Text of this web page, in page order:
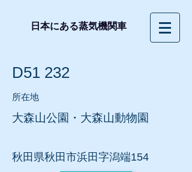
日本にある蒸気機関車
D51 232
所在地
大森山公園・大森山動物園
秋田県秋田市浜田字潟端154